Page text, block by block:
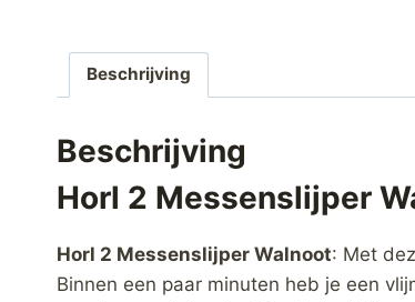
Beschrijving
Beschrijving
Horl 2 Messenslijper
Horl 2 Messenslijper Walnoot: Met
Binnen een paar minuten heb je een